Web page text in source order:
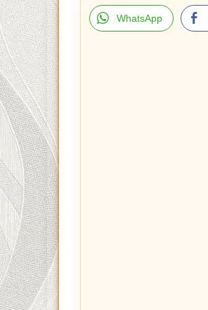
WhatsApp